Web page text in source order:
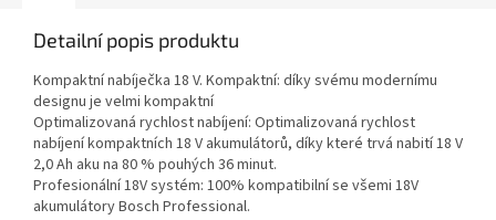
Detailní popis produktu
Kompaktní nabíječka 18 V. Kompaktní: díky svému modernímu
designu je velmi kompaktní
Optimalizovaná rychlost nabíjení: Optimalizovaná rychlost
nabíjení kompaktních 18 V akumulátorů, díky které trvá nabití 18 V
2,0 Ah aku na 80 % pouhých 36 minut.
Profesionální 18V systém: 100% kompatibilní se všemi 18V
akumulátory Bosch Professional.